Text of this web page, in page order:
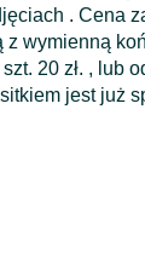
. Cena
z wymienną
20 zł. , lub
jest już